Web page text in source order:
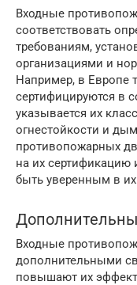
Входные
соответствовать
требованиям,
организациями и
Например, в Европе
сертифицируются в
указывается их
огнестойкости и
противопожарных
на их сертификацию
быть уверенным в
Входные
дополнительными
повышают их